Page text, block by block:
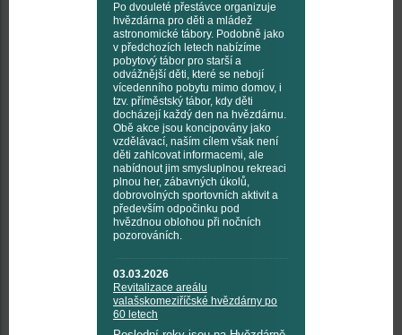
Po dvouleté přestávce organizuje
hvězdárna pro děti a mládež
astronomické tábory. Podobně jako
v předchozích letech nabízíme
pobytový tábor pro starší a
odvážnější děti, které se nebojí
vícedenního pobytu mimo domov, i
tzv. příměstský tábor, kdy děti
docházejí každý den na hvězdárnu.
Obě akce jsou koncipovány jako
vzdělávací, naším cílem však není
děti zahlcovat informacemi, ale
nabídnout jim smysluplnou rekreaci
plnou her, zábavných úkolů,
dobrovolných sportovních aktivit a
především odpočinku pod
hvězdnou oblohou při nočních
pozorováních.
03.03.2026
Revitalizace areálu
valašskomeziříčské hvězdárny po
60 letech